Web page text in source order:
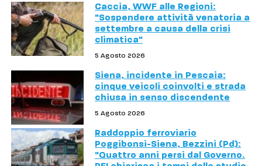
Caccia, WWF alle Regioni:
"Sospendere attività venatoria a
settembre a causa della crisi
climatica"
5 Agosto 2026
Siena, incidente in Pescaia:
cinque veicoli coinvolti e strada
chiusa in senso discendente
5 Agosto 2026
Raddoppio ferroviario
Poggibonsi-Siena, Bezzini (Pd):
"Quattro anni persi dal Governo.